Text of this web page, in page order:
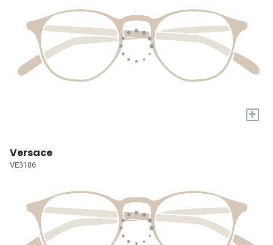
+
Versace
VE3186